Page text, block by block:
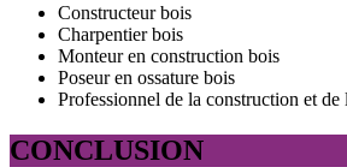
Constructeur bois
Charpentier bois
Monteur en construction bois
Poseur en ossature bois
Professionnel de la construction et
CONCLUSION